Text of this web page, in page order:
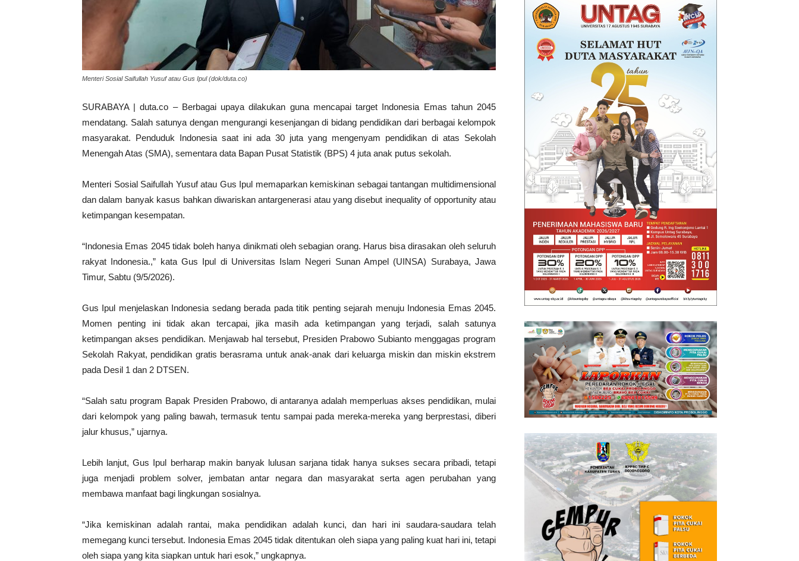
Menteri Sosial Saifullah Yusuf atau Gus Ipul (dok/duta.co)
SURABAYA | duta.co – Berbagai upaya dilakukan guna mencapai target Indonesia Emas tahun 2045
mendatang. Salah satunya dengan mengurangi kesenjangan di bidang pendidikan dari berbagai kelompok
masyarakat. Penduduk Indonesia saat ini ada 30 juta yang mengenyam pendidikan di atas Sekolah
Menengah Atas (SMA), sementara data Bapan Pusat Statistik (BPS) 4 juta anak putus sekolah.
Menteri Sosial Saifullah Yusuf atau Gus Ipul memaparkan kemiskinan sebagai tantangan multidimensional
dan dalam banyak kasus bahkan diwariskan antargenerasi atau yang disebut inequality of opportunity atau
ketimpangan kesempatan.
“Indonesia Emas 2045 tidak boleh hanya dinikmati oleh sebagian orang. Harus bisa dirasakan oleh seluruh
rakyat Indonesia.,” kata Gus Ipul di Universitas Islam Negeri Sunan Ampel (UINSA) Surabaya, Jawa
Timur, Sabtu (9/5/2026).
Gus Ipul menjelaskan Indonesia sedang berada pada titik penting sejarah menuju Indonesia Emas 2045.
Momen penting ini tidak akan tercapai, jika masih ada ketimpangan yang terjadi, salah satunya
ketimpangan akses pendidikan. Menjawab hal tersebut, Presiden Prabowo Subianto menggagas program
Sekolah Rakyat, pendidikan gratis berasrama untuk anak-anak dari keluarga miskin dan miskin ekstrem
pada Desil 1 dan 2 DTSEN.
“Salah satu program Bapak Presiden Prabowo, di antaranya adalah memperluas akses pendidikan, mulai
dari kelompok yang paling bawah, termasuk tentu sampai pada mereka-mereka yang berprestasi, diberi
jalur khusus,” ujarnya.
Lebih lanjut, Gus Ipul berharap makin banyak lulusan sarjana tidak hanya sukses secara pribadi, tetapi
juga menjadi problem solver, jembatan antar negara dan masyarakat serta agen perubahan yang
membawa manfaat bagi lingkungan sosialnya.
“Jika kemiskinan adalah rantai, maka pendidikan adalah kunci, dan hari ini saudara-saudara telah
memegang kunci tersebut. Indonesia Emas 2045 tidak ditentukan oleh siapa yang paling kuat hari ini, tetapi
oleh siapa yang kita siapkan untuk hari esok,” ungkapnya.